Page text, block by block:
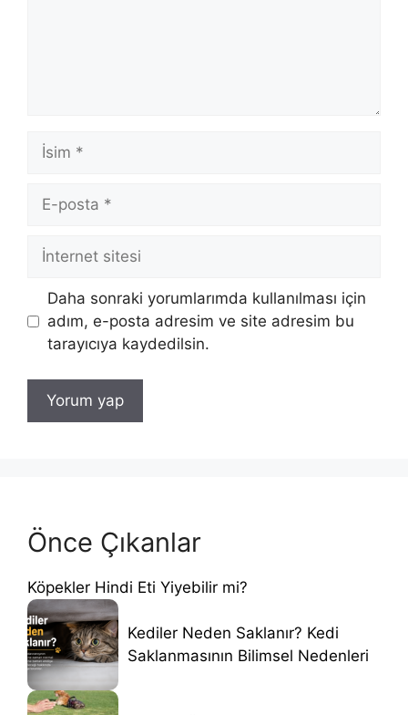
İsim
posta
İnternet
Daha sonraki yorumlarımda kullanılması için
adım, e-posta adresim ve site adresim bu
tarayıcıya kaydedilsin.
Önce Çıkanlar
Köpekler Hindi Eti Yiyebilir mi?
Kediler Neden Saklanır? Kedi
Saklanmasının Bilimsel Nedenleri